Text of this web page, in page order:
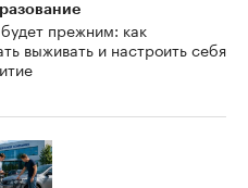
прежним: как
выживать и настроить себя